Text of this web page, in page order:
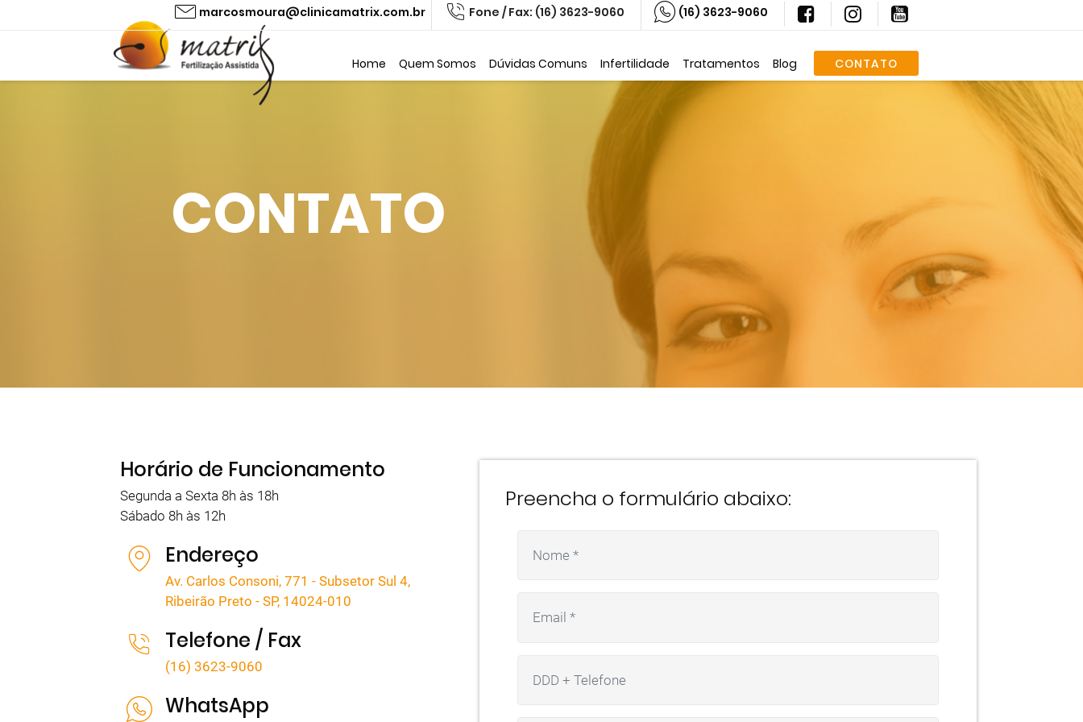
marcosmoura@clinicamatrix.com.br Fone / Fax: (16) 3623-9060 (16) 3623-9060
Home Quem Somos Dúvidas Comuns Infertilidade Tratamentos Blog CONTATO
CONTATO
Horário de Funcionamento
Segunda a Sexta 8h às 18h
Sábado 8h às 12h
Endereço
Av. Carlos Consoni, 771 - Subsetor Sul 4,
Ribeirão Preto - SP, 14024-010
Telefone / Fax
(16) 3623-9060
WhatsApp
Preencha o formulário abaixo: